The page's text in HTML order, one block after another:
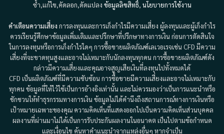
ซ้ำ,แก้ไข,คัดลอก,ดัดแปลง ข้อมูลลิขสิทธิ์, นโยบายการใช้งาน
คำเตือนความเสี่ยงการลงทุนและการเก็งกำไรมีความเสี่ยง ผู้ลงทุนและผู้เก็งกำไร
ควรเรียนรู้ศึกษาข้อมูลเพิ่มเติมและปรึกษาที่ปรึกษาทางการเงิน ก่อนการตัดสินใจ
ในการลงทุนหรือการเก็งกำไรใดๆ การซื้อขายผลิตภัณฑ์เลเวอเรจเช่น CFD มีความ
เสี่ยงที่จะขาดทุนสูงและอาจไม่เหมาะกับนักลงทุนทุกคน การซื้อขายผลิตภัณฑ์ดัง
กล่าวมีความเสี่ยงและคุณอาจสูญเสียเงินที่ลงทุนไปทั้งหมดได้
CFD เป็นผลิตภัณฑ์ที่มีความซับซ้อน การซื้อขายมีความเสี่ยงและอาจไม่เหมาะกับ
ทุกคน ข้อมูลที่ให้ไว้ใช้เป็นการอ้างอิงเท่านั้น และไม่ควรมองว่าเป็นการแนะนำหรือ
ชักชวนให้ทำธุรกรรมทางการเงิน ข้อมูลไม่ได้คำนึงถึงสถานการณ์ทางการเงินหรือ
เป้าหมายเฉพาะของคุณ ความคิดเห็นที่แสดงออกไปเป็นความคิดเห็นส่วนบุคคล
ผลงานที่ผ่านมาไม่ได้เป็นการรับประกันผลงานในอนาคต เป็นไปตามข้อกำหนด
และเงื่อนไข ค้นหาคำแนะนำจากแหล่งอื่นๆ หากจำเป็น